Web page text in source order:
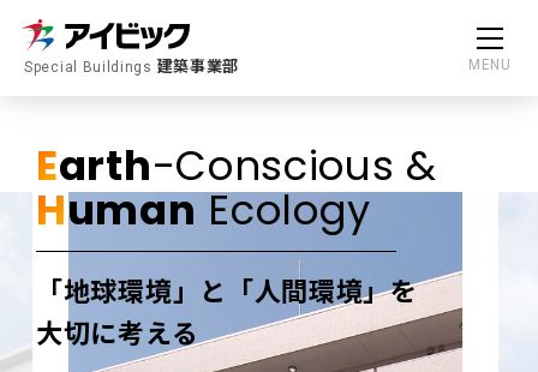
Special Buildings 建築事業部 MENU
Earth-Conscious &
HumanEcology
「地球環境」と「人間環境」を
大切に考える